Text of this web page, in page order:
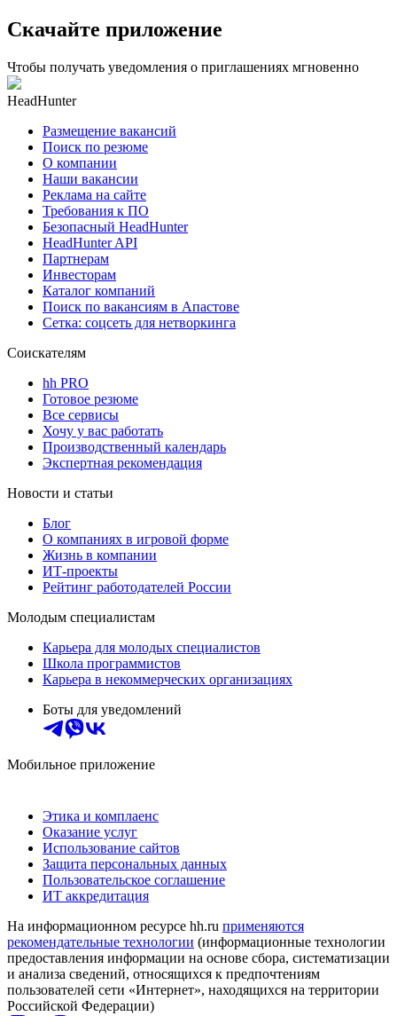
Скачайте приложение
Чтобы получать уведомления о приглашениях мгновенно
HeadHunter
Размещение вакансий
Поиск по резюме
О компании
Наши вакансии
Реклама на сайте
Требования к ПО
Безопасный HeadHunter
HeadHunter API
Партнерам
Инвесторам
Каталог компаний
Поиск по вакансиям в Апастове
Сетка: соцсеть для нетворкинга
Соискателям
hh PRO
Готовое резюме
Все сервисы
Хочу у вас работать
Производственный календарь
Экспертная рекомендация
Новости и статьи
Блог
О компаниях в игровой форме
Жизнь в компании
ИТ-проекты
Рейтинг работодателей России
Молодым специалистам
Карьера для молодых специалистов
Школа программистов
Карьера в некоммерческих организациях
Боты для уведомлений
Мобильное приложение
Этика и комплаенс
Оказание услуг
Использование сайтов
Защита персональных данных
Пользовательское соглашение
ИТ аккредитация
На информационном ресурсе hh.ru применяются
рекомендательные технологии (информационные технологии
предоставления информации на основе сбора, систематизации
и анализа сведений, относящихся к предпочтениям
пользователей сети «Интернет», находящихся на территории
Российской Федерации)